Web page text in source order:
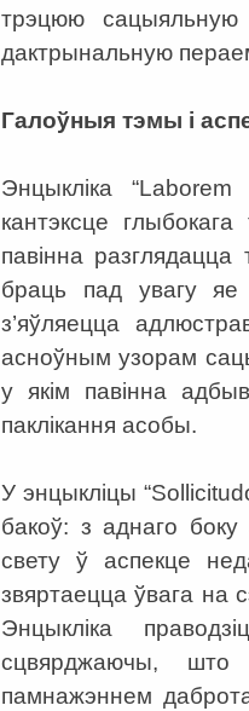
трэцюю сацыяльную
дактрынальную
Галоўныя тэмы і
Энцыкліка
кантэксце
павінна
браць пад увагу яе
з’яўляецца
асноўным узорам
у якім павінна
паклікання асобы.
У энцыкліцы
бакоў: з аднаго
свету ў аспекце
звяртаецца ўвага на
Энцыкліка
сцвярджаючы, што
памнажэннем